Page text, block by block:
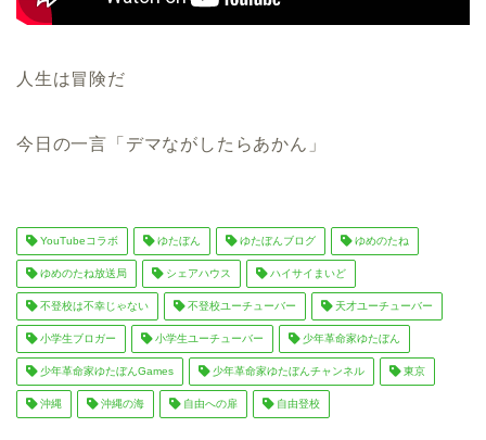
人生は冒険だ
今日の一言「デマながしたらあかん」
YouTubeコラボ ゆたぼん ゆたぼんブログ ゆめのたね
ゆめのたね放送局 シェアハウス ハイサイまいど
不登校は不幸じゃない 不登校ユーチューバー 天才ユーチューバー
小学生ブロガー 小学生ユーチューバー 少年革命家ゆたぼん
少年革命家ゆたぼんGames 少年革命家ゆたぼんチャンネル 東京
沖縄 沖縄の海 自由への扉 自由登校